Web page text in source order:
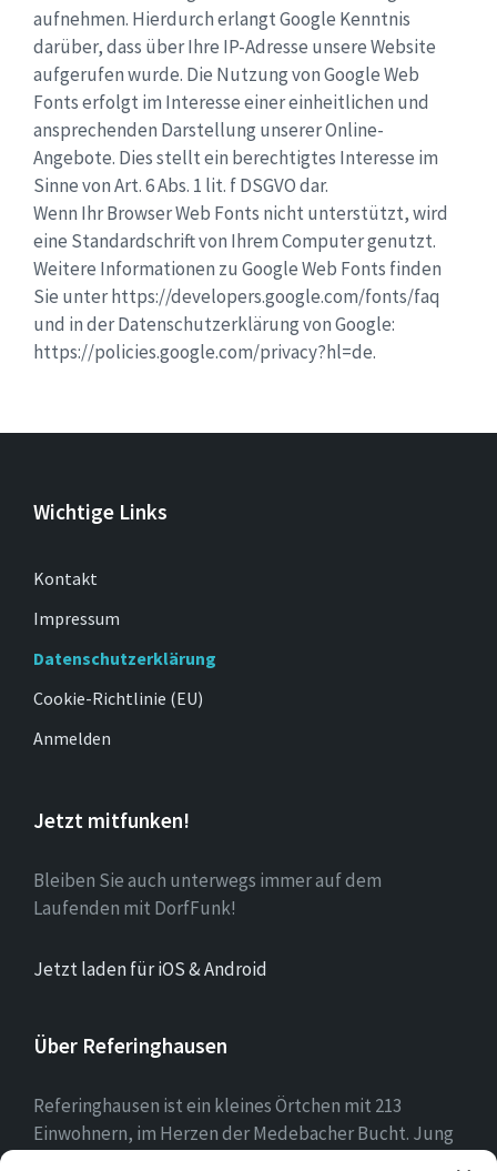
aufnehmen. Hierdurch erlangt Google Kenntnis
darüber, dass über Ihre IP-Adresse unsere Website
aufgerufen wurde. Die Nutzung von Google Web
Fonts erfolgt im Interesse einer einheitlichen und
ansprechenden Darstellung unserer Online-
Angebote. Dies stellt ein berechtigtes Interesse im
Sinne von Art. 6 Abs. 1 lit. f DSGVO dar.
Wenn Ihr Browser Web Fonts nicht unterstützt, wird
eine Standardschrift von Ihrem Computer genutzt.
Weitere Informationen zu Google Web Fonts finden
Sie unter https://developers.google.com/fonts/faq
und in der Datenschutzerklärung von Google:
https://policies.google.com/privacy?hl=de.
Wichtige Links
Kontakt
Impressum
Datenschutzerklärung
Cookie-Richtlinie (EU)
Anmelden
Jetzt mitfunken!
Bleiben Sie auch unterwegs immer auf dem
Laufenden mit DorfFunk!
Jetzt laden für iOS & Android
Über Referinghausen
Referinghausen ist ein kleines Örtchen mit 213
Einwohnern, im Herzen der Medebacher Bucht. Jung